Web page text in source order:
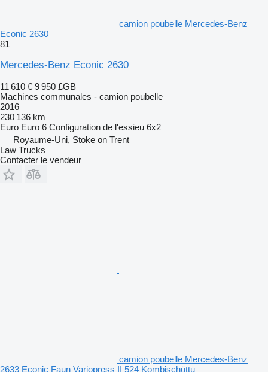
camion poubelle Mercedes-Benz
Econic 2630
81
Mercedes-Benz Econic 2630
11 610 € 9 950 £GB
Machines communales - camion poubelle
2016
230 136 km
Euro Euro 6 Configuration de l'essieu 6x2
Royaume-Uni, Stoke on Trent
Law Trucks
Contacter le vendeur
camion poubelle Mercedes-Benz
2633 Econic Faun Variopress II 524 Kombischüttu